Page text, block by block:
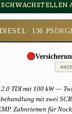
· 136 PS
2.0 TDI mit 100 kW —
mit zwei
Zahnriemen für